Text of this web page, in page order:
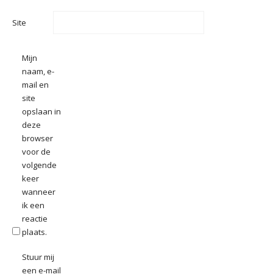
Site
Mijn
naam, e-
mail en
site
opslaan in
deze
browser
voor de
volgende
keer
wanneer
ik een
reactie
plaats.
Stuur mij
een e-mail